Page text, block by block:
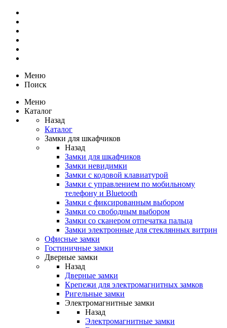
Меню
Поиск
Меню
Каталог
Назад
Каталог
Замки для шкафчиков
Назад
Замки для шкафчиков
Замки невидимки
Замки с кодовой клавиатурой
Замки с управлением по мобильному
телефону и Bluetooth
Замки с фиксированным выбором
Замки со свободным выбором
Замки со сканером отпечатка пальца
Замки электронные для стеклянных витрин
Офисные замки
Гостиничные замки
Дверные замки
Назад
Дверные замки
Крепежи для электромагнитных замков
Ригельные замки
Электромагнитные замки
Назад
Электромагнитные замки